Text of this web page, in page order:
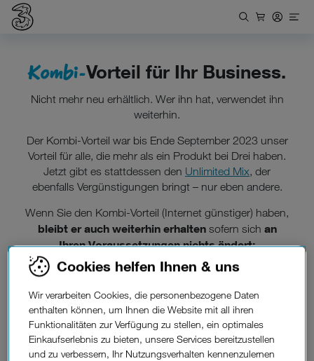
Kombi-Vorteil für Ihr Business.
Nicht mehr neu erhältlich. Wer ihn hat, verwendet ihn
weiterhin.
Der Kombi-Vorteil war bis Ende September 2023 unser
Vorteil für alle, die mehr als ein Produkt bei Drei haben.
Jetzt gibt es stattdessen den Unlimited Mix, der
ebenfalls Vergünstigungen bringt – nur eben andere.
Wenn Sie den Kombi-Vorteil (Internet günstiger) haben,
bleibt er auch weiterhin erhaltensofern sich an
Ihren Voraussetzungen nichts ändert:
sogar 2 Handyverträge von Drei, die Basis für den
Kombi-Vorteil waren. Diese Verträge laufen
weiterhin auf einen Vertragsnehmer.
Sie nicht auf den Unlimited Mixumsteigen.
Cookies helfen Ihnen & uns
Wir verarbeiten Cookies, die personenbezogene Daten
enthalten können, um Ihnen die Website mit all ihren
Funktionalitäten zur Verfügung zu stellen, ein optimales
Einkaufserlebnis zu bieten, unsere Services bereitzustellen
und zu verbessern, Ihr Nutzungsverhalten kennenzulernen